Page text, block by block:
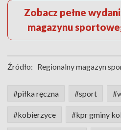
Zobacz pełne
magazynu
Źródło: Regionalny magazyn
#piłka ręczna #sport
#kobierzyce #kpr gminy